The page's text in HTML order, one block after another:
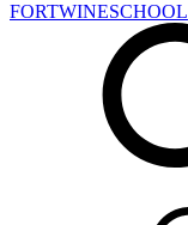
FORTWINESCHOOL